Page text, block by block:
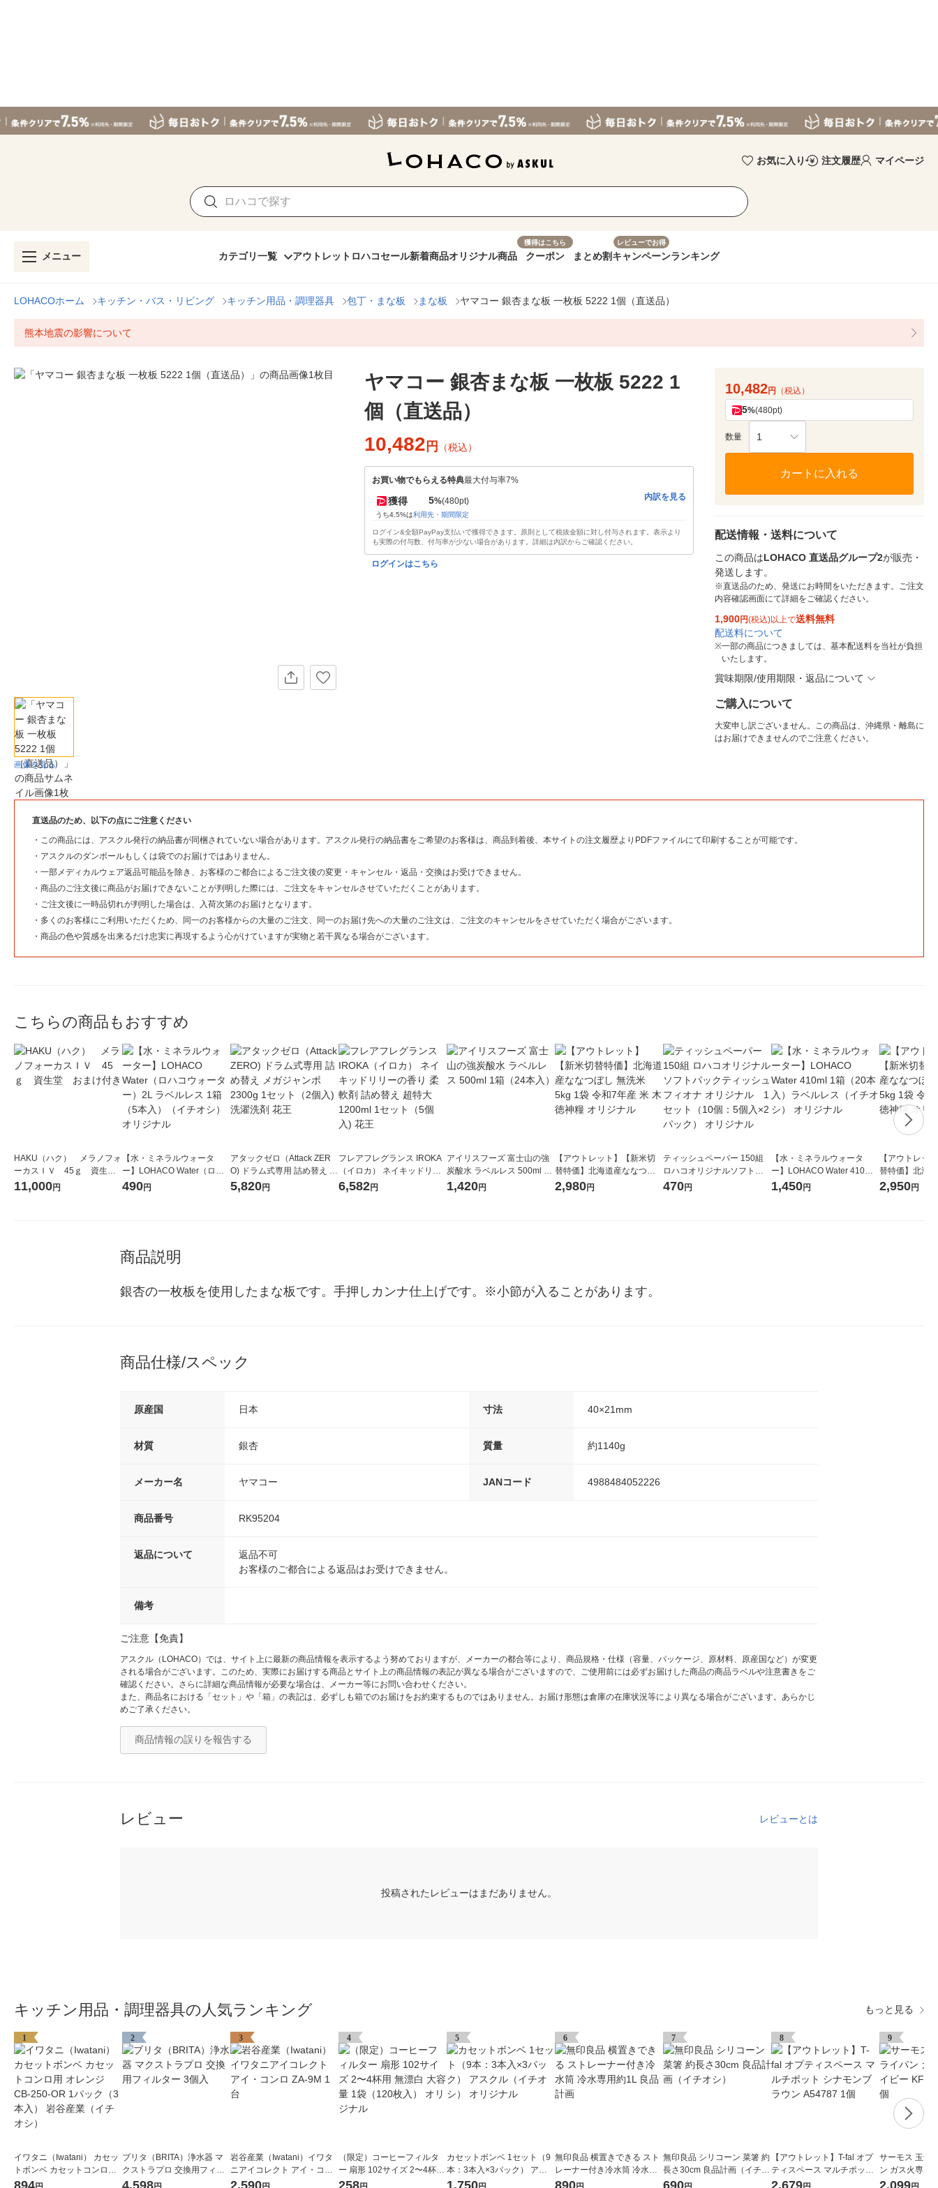
お気に入り 注文履歴 マイページ
メニュー カテゴリ一覧 アウトレット ロハコセール新着商品オリジナル商品
獲得はこちら
クーポン まとめ割
レビューでお得
キャンペーンランキング
LOHACOホーム キッチン・バス・リビング キッチン用品・調理器具 包丁・まな板 まな板 ヤマコー 銀杏まな板 一枚板 5222 1個（直送品）
熊本地震の影響について
画像を見る
ヤマコー 銀杏まな板 一枚板 5222 1
個（直送品）
10,482 円 （税込）
お買い物でもらえる特典最大付与率7%
獲得 5%(480pt)
うち4.5%は利用先・期間限定
内訳を見る
ログイン&全額PayPay支払いで獲得できます。原則として税抜金額に対し付与されます。表示より
も実際の付与数、付与率が少ない場合があります。詳細は内訳からご確認ください。
ログインはこちら
10,482円 （税込）
5%(480pt)
数量 1
カートに入れる
配送情報・送料について
この商品はLOHACO 直送品グループ2が販売・
発送します。
※直送品のため、発送にお時間をいただきます。ご注文
内容確認画面にて詳細をご確認ください。
1,900円(税込)以上で送料無料
配送料について
※一部の商品につきましては、基本配送料を当社が負担
いたします。
賞味期限/使用期限・返品について
ご購入について
大変申し訳ございません。この商品は、沖縄県・離島に
はお届けできませんのでご注意ください。
直送品のため、以下の点にご注意ください
・ この商品には、アスクル発行の納品書が同梱されていない場合があります。アスクル発行の納品書をご希望のお客様は、商品到着後、本サイトの注文履歴よりPDFファイルにて印刷することが可能です。
・ アスクルのダンボールもしくは袋でのお届けではありません。
・ 一部メディカルウェア返品可能品を除き、お客様のご都合によるご注文後の変更・キャンセル・返品・交換はお受けできません。
・ 商品のご注文後に商品がお届けできないことが判明した際には、ご注文をキャンセルさせていただくことがあります。
・ ご注文後に一時品切れが判明した場合は、入荷次第のお届けとなります。
・ 多くのお客様にご利用いただくため、同一のお客様からの大量のご注文、同一のお届け先への大量のご注文は、ご注文のキャンセルをさせていただく場合がございます。
・ 商品の色や質感を出来るだけ忠実に再現するよう心がけていますが実物と若干異なる場合がございます。
こちらの商品もおすすめ
HAKU（ハク） メラノフォ
ーカスＩＶ 45ｇ 資生
堂 おまけ付き
11,000円
【水・ミネラルウォータ
ー】LOHACO Water（ロハ
コウォーター）2L ラベルレ
490円
アタックゼロ（Attack ZER
O) ドラム式専用 詰め替え メ
ガジャンボ 2300g 1セット
5,820円
フレアフレグランス IROKA
（イロカ） ネイキッドリリ
ーの香り 柔軟剤 詰め替え 超
6,582円
アイリスフーズ 富士山の強
炭酸水 ラベルレス 500ml 1
箱（24本入）
1,420円
【アウトレット】【新米切
替特価】北海道産ななつぼ
し 無洗米 5kg 1袋 令和7年産
2,980円
ティッシュペーパー 150組
ロハコオリジナルソフトパ
ックティッシュ フィオナ オ
470円
【水・ミネラルウォータ
ー】LOHACO Water 410ml
1箱（20本入）ラベルレス
1,450円
【アウトレッ
替特価】北海
し 精白米 5kg
2,950円
商品説明
銀杏の一枚板を使用したまな板です。手押しカンナ仕上げです。※小節が入ることがあります。
商品仕様/スペック
原産国 日本 寸法 40×21mm
材質 銀杏 質量 約1140g
メーカー名 ヤマコー JANコード 4988484052226
商品番号 RK95204
返品について
返品不可
お客様のご都合による返品はお受けできません。
備考
ご注意【免責】
アスクル（LOHACO）では、サイト上に最新の商品情報を表示するよう努めておりますが、メーカーの都合等により、商品規格・仕様（容量、パッケージ、原材料、原産国など）が変更
される場合がございます。このため、実際にお届けする商品とサイト上の商品情報の表記が異なる場合がございますので、ご使用前には必ずお届けした商品の商品ラベルや注意書きをご
確認ください。さらに詳細な商品情報が必要な場合は、メーカー等にお問い合わせください。
また、商品名における「セット」や「箱」の表記は、必ずしも箱でのお届けをお約束するものではありません。お届け形態は倉庫の在庫状況等により異なる場合がございます。あらかじ
めご了承ください。
商品情報の誤りを報告する
レビュー レビューとは
投稿されたレビューはまだありません。
キッチン用品・調理器具の人気ランキング もっと見る
1
イワタニ（Iwatani） カセッ
トボンベ カセットコンロ用
オレンジ CB-250-OR 1パッ
2
ブリタ（BRITA）浄水器 マ
クストラプロ 交換用フィル
ター 3個入
3
岩谷産業（Iwatani）イワタ
ニアイコレクト アイ・コン
ロ ZA-9M 1台
4
（限定）コーヒーフィルタ
ー 扇形 102サイズ 2〜4杯用
無漂白 大容量 1袋（120枚
5
カセットボンベ 1セット（9
本：3本入×3パック） アス
クル（イチオシ） オリジナ
6
無印良品 横置きできる スト
レーナー付き冷水筒 冷水専
用約1L 良品計画
7
無印良品 シリコーン 菜箸 約
長さ30cm 良品計画（イチオ
シ）
8
【アウトレット】T-fal オプ
ティスペース マルチポット
シナモンブラウン A54787 1
9
サーモス 玉子
ン ガス火専用
013E NVY 1個